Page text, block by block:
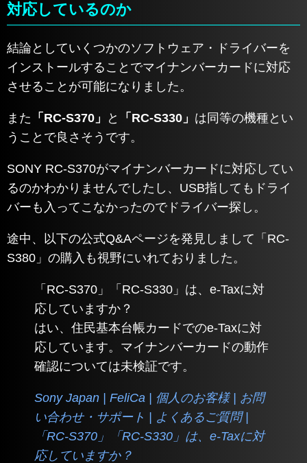
対応しているのか
結論としていくつかのソフトウェア・ドライバーを
インストールすることでマイナンバーカードに対応
させることが可能になりました。
また 「RC-S370」 と 「RC-S330」 は同等の機種とい
うことで良さそうです。
SONY RC-S370がマイナンバーカードに対応してい
るのかわかりませんでしたし、USB指してもドライ
バーも入ってこなかったのでドライバー探し。
途中、以下の公式Q&Aページを発見しまして「RC-
S380」の購入も視野にいれておりました。
「RC-S370」「RC-S330」は、e-Taxに対
応していますか？
はい、住民基本台帳カードでのe-Taxに対
応しています。マイナンバーカードの動作
確認については未検証です。
Sony Japan | FeliCa | 個人のお客様 | お問
い合わせ・サポート | よくあるご質問 |
「RC-S370」「RC-S330」は、e-Taxに対
応していますか？